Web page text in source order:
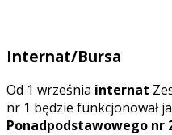
Internat/Bursa
Od 1 września internat
nr 1 będzie funkcjonował
Ponadpodstawowego nr